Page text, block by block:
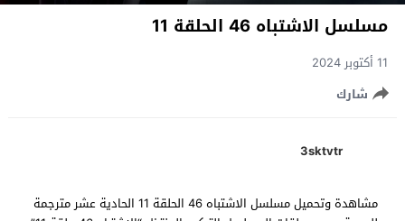
مسلسل الاشتباه 46 الحلقة 11
11 أكتوبر 2024
شارك
3sktvtr
مشاهدة وتحميل مسلسل الاشتباه 46 الحلقة 11 الحادية عشر مترجمة